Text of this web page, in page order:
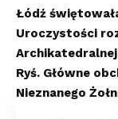
Łódź
Uroczystości
Ryś. Główne
Nieznanego